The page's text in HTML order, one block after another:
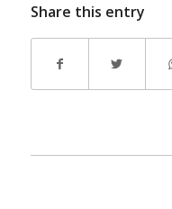
Share this entry